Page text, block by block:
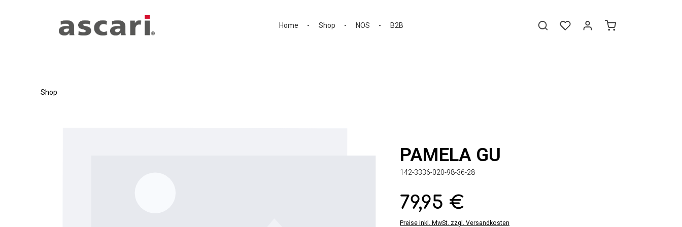
Home
Shop NOS B2B
Shop
PAMELA GU
142-3336-020-98-36-28
Regulärer Preis:
79,95 €
Preise inkl. MwSt. zzgl. Versandkosten